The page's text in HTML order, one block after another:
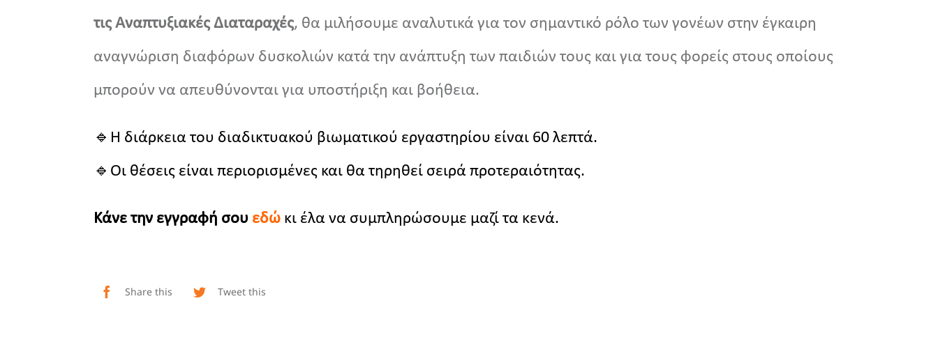
τις Αναπτυξιακές Διαταραχές, θα μιλήσουμε αναλυτικά για τον σημαντικό ρόλο των γονέων στην έγκαιρη
αναγνώριση διαφόρων δυσκολιών κατά την ανάπτυξη των παιδιών τους και για τους φορείς στους οποίους
μπορούν να απευθύνονται για υποστήριξη και βοήθεια.
🔹Η διάρκεια του διαδικτυακού βιωματικού εργαστηρίου είναι 60 λεπτά.
🔹Οι θέσεις είναι περιορισμένες και θα τηρηθεί σειρά προτεραιότητας.
Κάνε την εγγραφή σου εδώ κι έλα να συμπληρώσουμε μαζί τα κενά.
Share this Tweet this